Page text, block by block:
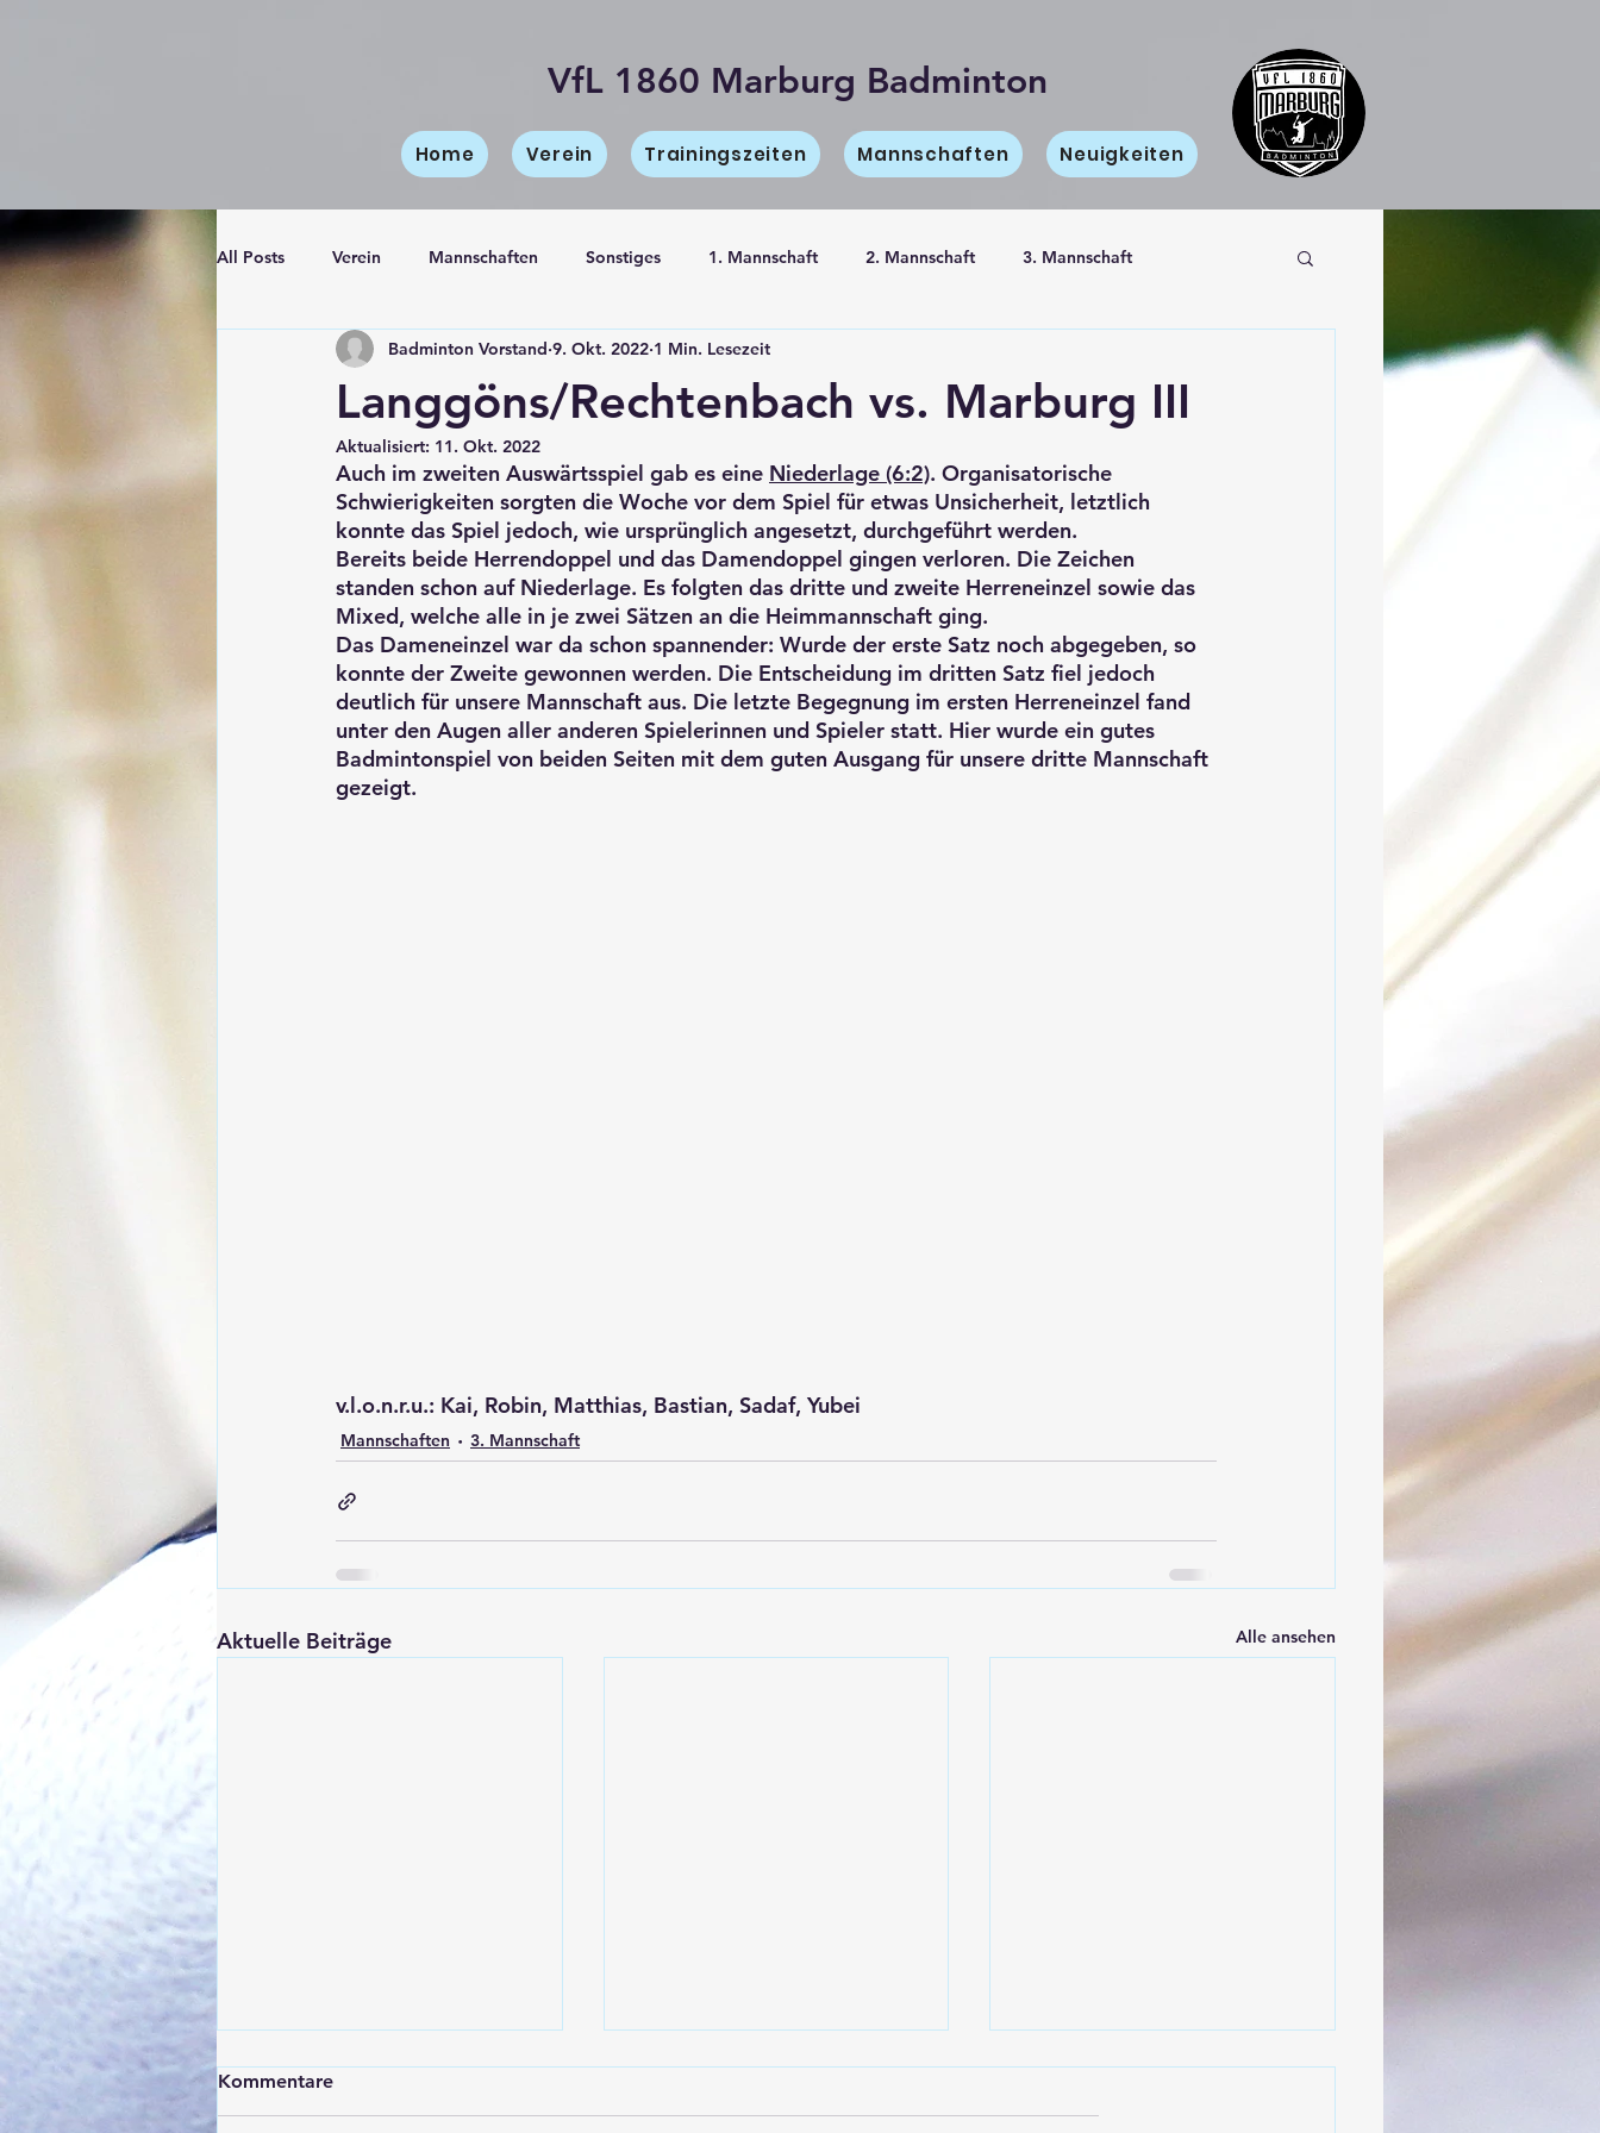
VfL 1860 Marburg Badminton
Home Verein Trainingszeiten Mannschaften Neuigkeiten
All Posts Verein Mannschaften Sonstiges 1. Mannschaft 2. Mannschaft 3. Mannschaft
4. Mannschaft Jugendmannschaft Information
Langgöns/Rechtenbach vs. Marburg III
Badminton Vorstand 9. Okt. 2022 1 Min. Lesezeit
Aktualisiert: 11. Okt. 2022
Auch im zweiten Auswärtsspiel gab es eine Niederlage (6:2). Organisatorische
Schwierigkeiten sorgten die Woche vor dem Spiel für etwas Unsicherheit, letztlich
konnte das Spiel jedoch, wie ursprünglich angesetzt, durchgeführt werden.
Bereits beide Herrendoppel und das Damendoppel gingen verloren. Die Zeichen
standen schon auf Niederlage. Es folgten das dritte und zweite Herreneinzel sowie das
Mixed, welche alle in je zwei Sätzen an die Heimmannschaft ging.
Das Dameneinzel war da schon spannender: Wurde der erste Satz noch abgegeben, so
konnte der Zweite gewonnen werden. Die Entscheidung im dritten Satz fiel jedoch
deutlich für unsere Mannschaft aus. Die letzte Begegnung im ersten Herreneinzel fand
unter den Augen aller anderen Spielerinnen und Spieler statt. Hier wurde ein gutes
Badmintonspiel von beiden Seiten mit dem guten Ausgang für unsere dritte Mannschaft
gezeigt.
v.l.o.n.r.u.: Kai, Robin, Matthias, Bastian, Sadaf, Yubei
Mannschaften 3. Mannschaft
Aktuelle Beiträge Alle ansehen
Kommentare